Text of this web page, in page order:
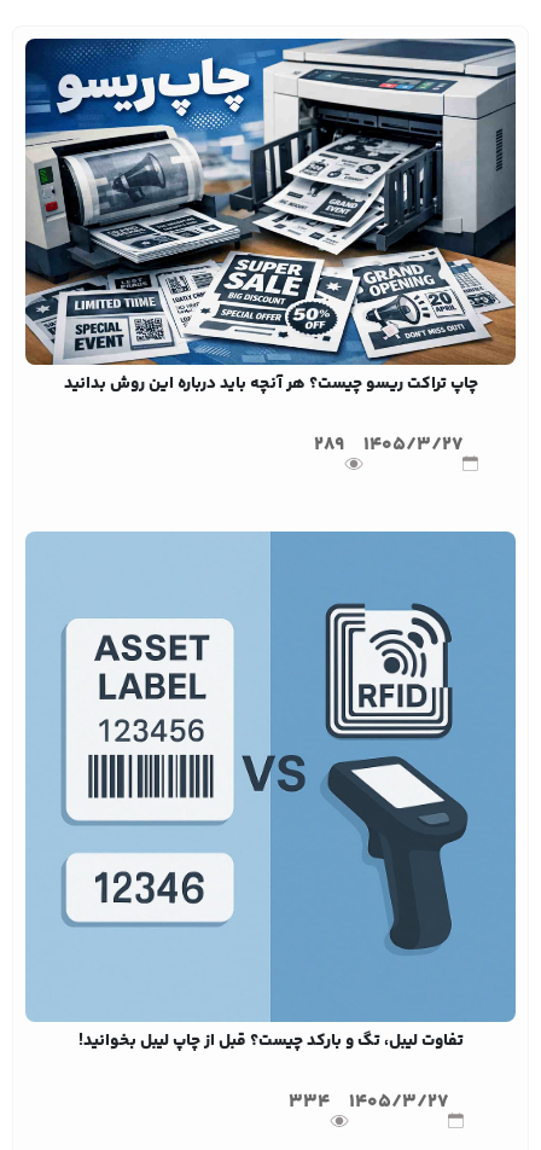
چاپ تراکت ریسو چیست؟ هر آنچه باید درباره این روش بدانید
1405/3/27
289
تفاوت لیبل، تگ و بارکد چیست؟ قبل از چاپ لیبل بخوانید!
1405/3/27
334